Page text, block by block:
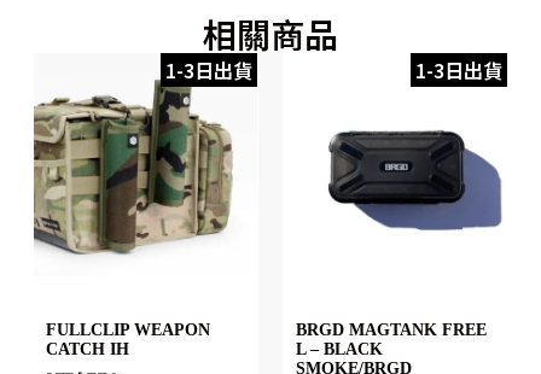
相關商品
1-3日出貨
FULLCLIP WEAPON
CATCH IH
1-3日出貨
BRGD MAGTANK FREE
L – BLACK
SMOKE/BRGD